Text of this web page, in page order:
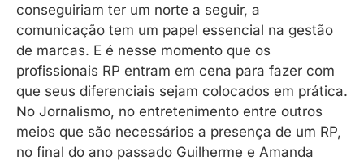
conseguiriam ter um norte a seguir, a
comunicação tem um papel essencial na gestão
de marcas. E é nesse momento que os
profissionais RP entram em cena para fazer com
que seus diferenciais sejam colocados em prática.
No Jornalismo, no entretenimento entre outros
meios que são necessários a presença de um RP,
no final do ano passado Guilherme e Amanda